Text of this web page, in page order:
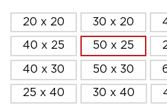
20 x 20 30 x 20
40 x 25 50 x 25
40 x 30 50 x 30
25 x 40 30 x 40